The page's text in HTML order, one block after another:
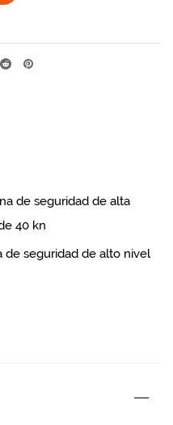
de seguridad de alta
40 kn
de seguridad de alto nivel